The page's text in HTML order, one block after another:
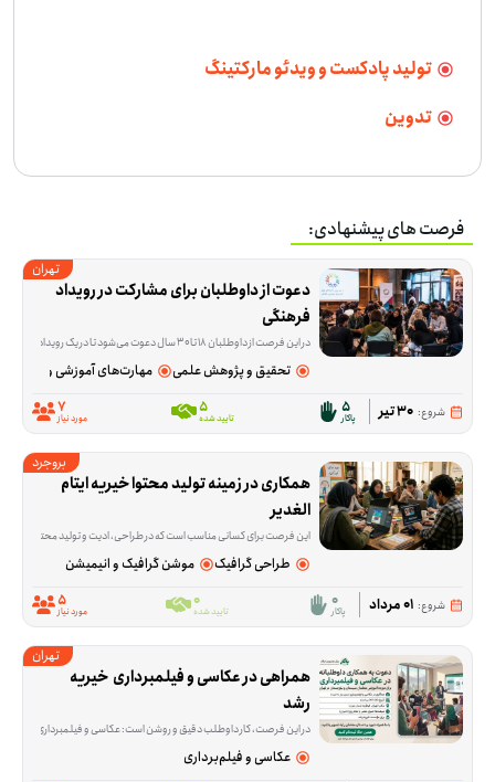
تولید پادکست و ویدئو مارکتینگ
تدوین
فرصت های پیشنهادی:
تهران
دعوت از داوطلبان برای مشارکت در رویداد
فرهنگی
در این فرصت از داوطلبان ۱۸ تا ۳۰ سال دعوت می‌شود تا در یک رویداد فرهنگی با محوریت گفت‌وگو، هم‌اندیشی و بررسی راهکارهای حمایت از اقشار نیازمند جامعه از جمله افراد بی‌بضاعت، بی‌سرپرست و دارای معلولیت مشارکت کنند. در این برنامه، شرکت‌کنندگان در کنار سایر داوطلبان، حامیان و جمعی از هنرمندان پاکار، درباره راهکارهای مؤثر برای افزایش مشارکت اجتماعی و توسعه فعالیت‌های حمایتی به تبادل نظر خواهند پرداخت. همچنین بخشی از برنامه به مستندسازی و انتشار محتوای رویداد در فضای مجازی اختصاص دارد.
تحقیق و پژوهش علمی مهارت‌های آموزشی و پژوهشی
شروع: 30 تیر 5
پاکار 5
تایید شده 7
مورد نیاز
بروجرد
الغدیر
این فرصت برای کسانی مناسب است که در طراحی، ادیت و تولید محتوا مهارت دارند و می‌خواهند توانایی‌شان را در معرفی بهتر یک مجموعه‌ی اجتماعی به کار بگیرند. خیریه ایتام
طراحی گرافیک موشن گرافیک و انیمیشن
شروع: 01 مرداد 0پاکار 0
تایید شده 5
مورد نیاز
تهران
رشد
در این فرصت، کار داوطلب دقیق و روشن است: عکاسی و فیلمبرداری از حضور ۱۵ نفر از معلم‌های سیستان و بلوچستان که برای دوره آموزشی به تهران می‌آیند. این همکاری از ۲۶ تا ۳۰ مرداد انجام می‌شود و فقط ثبت تصویر و ویدئو در دو شیفت صبح و عصر لازم است؛ ادیت و آماده‌سازی محتوا جزو کار نیست. محل برگزاری این برنامه خیریه رشد در قیطریه شمالی، تهران در استان تهران است. اگر عکاسی یا فیلمبرداری بلد هستید و می‌توانید در یکی از شیفت‌ها یا در چند روز این برنامه حضور داشته باشید، این فرصت برای شما مناسب است. اگر برای ثبت این چند روز وقت و مهارت دارید، می‌توانید به این فرصت بپیوندید.
عکاسی و فیلم‌برداری